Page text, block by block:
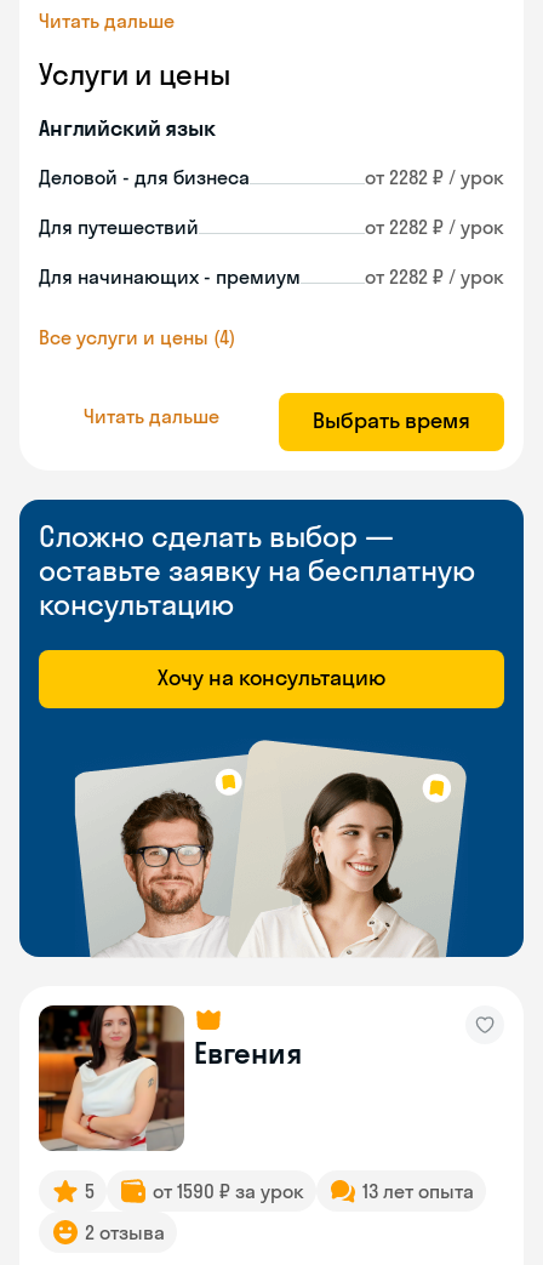
Читать дальше
Услуги и цены
Английский язык
Деловой - для бизнеса от 2282 ₽ / урок
Для путешествий от 2282 ₽ / урок
Для начинающих - премиум от 2282 ₽ / урок
Все услуги и цены (4)
Читать дальше Выбрать время
Сложно сделать выбор —
оставьте заявку на бесплатную
консультацию
Хочу на консультацию
Евгения
5 от 1590 ₽ за урок
13 лет опыта
2 отзыва